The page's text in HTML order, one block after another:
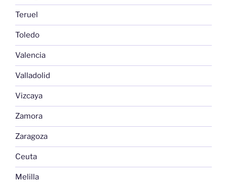
Teruel
Toledo
Valencia
Valladolid
Vizcaya
Zamora
Zaragoza
Ceuta
Melilla